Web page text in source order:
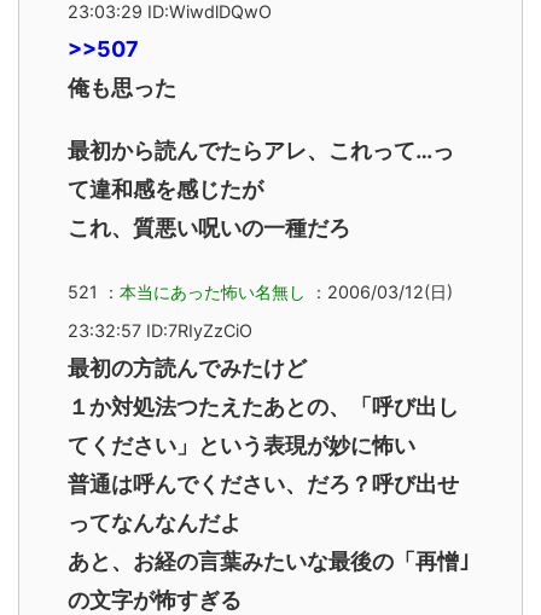
23:03:29 ID:WiwdlDQwO
>>507
俺も思った
最初から読んでたらアレ、これって…っ
て違和感を感じたが
これ、質悪い呪いの一種だろ
521 ： 本当にあった怖い名無し
：2006/03/12(日)
23:32:57 ID:7RIyZzCiO
最初の方読んでみたけど
１か対処法つたえたあとの、「呼び出し
てください」という表現が妙に怖い
普通は呼んでください、だろ？呼び出せ
ってなんなんだよ
あと、お経の言葉みたいな最後の「再憎｣
の文字が怖すぎる